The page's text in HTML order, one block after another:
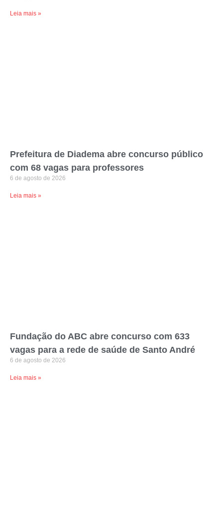
Leia mais »
Prefeitura de Diadema abre concurso público
com 68 vagas para professores
6 de agosto de 2026
Leia mais »
Fundação do ABC abre concurso com 633
vagas para a rede de saúde de Santo André
6 de agosto de 2026
Leia mais »